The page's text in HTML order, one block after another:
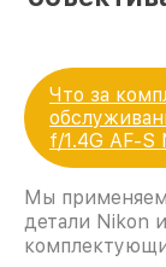
Что за
f/1.4G AF-S
Мы
детали Nikon